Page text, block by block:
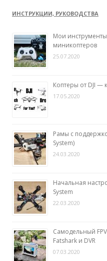
ИНСТРУКЦИИ, РУКОВОДСТВА
Мои
миникоптеров
25.07.2020
Коптеры от DJI —
17.05.2020
Рамы с
System)
24.03.2020
Начальная
System
22.03.2020
Самодельный
Fatshark и DVR
07.03.2020